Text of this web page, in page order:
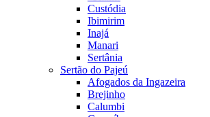
Custódia
Ibimirim
Inajá
Manari
Sertânia
Sertão do Pajeú
Afogados da Ingazeira
Brejinho
Calumbi